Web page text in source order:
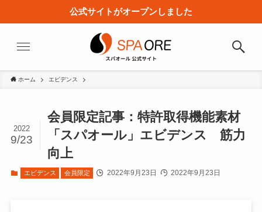
公式サイトがオープンしました
ホーム エビデンス
会員限定記事：特許取得機能素材
「スパオール」エビデンス 筋力
向上
2022
9/23
エビデンス 会員限定 2022年9月23日 2022年9月23日